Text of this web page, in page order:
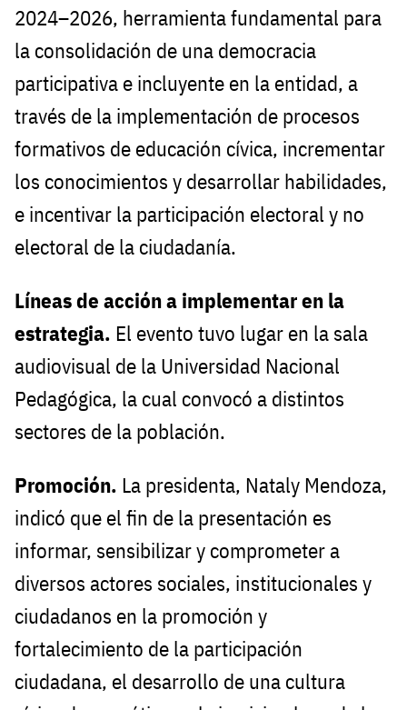
2024–2026, herramienta fundamental para
la consolidación de una democracia
participativa e incluyente en la entidad, a
través de la implementación de procesos
formativos de educación cívica, incrementar
los conocimientos y desarrollar habilidades,
e incentivar la participación electoral y no
electoral de la ciudadanía.
Líneas de acción a implementar en la
estrategia. El evento tuvo lugar en la sala
audiovisual de la Universidad Nacional
Pedagógica, la cual convocó a distintos
sectores de la población.
Promoción. La presidenta, Nataly Mendoza,
indicó que el fin de la presentación es
informar, sensibilizar y comprometer a
diversos actores sociales, institucionales y
ciudadanos en la promoción y
fortalecimiento de la participación
ciudadana, el desarrollo de una cultura